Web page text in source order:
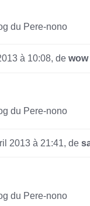
du Pere-nono
à 10:08, de
du Pere-nono
2013 à 21:41, de
du Pere-nono